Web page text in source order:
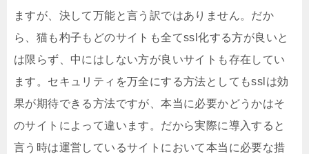
ますが、決して万能と言う訳ではありません。だか
ら、猫も杓子もどのサイトも全てssl化する方が良いと
は限らず、中にはしない方が良いサイトも存在してい
ます。セキュリティを万全にする方法としてもsslは効
果が期待できる方法ですが、本当に必要かどうかはそ
のサイトによって違います。だから実際に導入すると
言う時は運営しているサイトにおいて本当に必要な措